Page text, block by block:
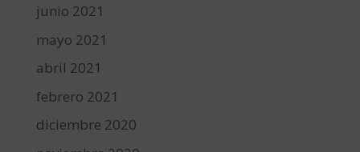
junio 2021
mayo 2021
abril 2021
febrero 2021
diciembre 2020